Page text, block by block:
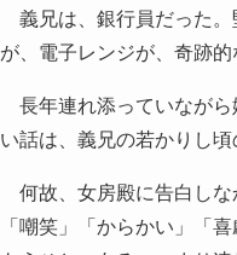
義兄は、銀行員だった。
が、電子レンジが、奇跡
長年連れ添っていながら
い話は、義兄の若かりし
何故、女房殿に告白しな
「嘲笑」「からかい」「